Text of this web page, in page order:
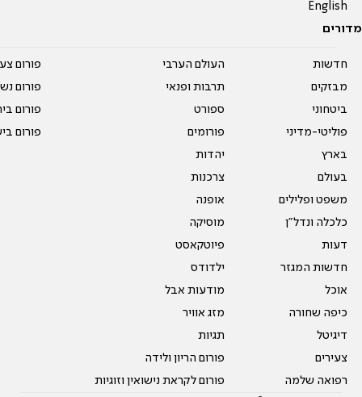
English
מדורים
חדשות
מבזקים
ביטחוני
פוליטי-מדיני
בארץ
בעולם
משפט ופלילים
כלכלה ונדל"ן
דעות
חדשות המגזר
אוכל
כיפה שחורה
דיגיטל
צעירים
רפואה שלמה
העולם הערבי
תרבות ופנאי
ספורט
פורומים
יהדות
צרכנות
אופנה
מוסיקה
פיוטקאסט
ילדודס
מודעות אבל
מזג אוויר
תגיות
פורום הריון ולידה
פורום לקראת נישואין וזוגיות
פורום
פורום
פורום
פורום